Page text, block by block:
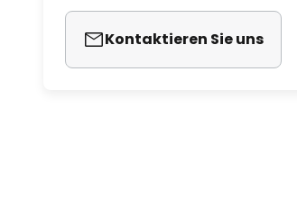
Kontaktieren Sie uns